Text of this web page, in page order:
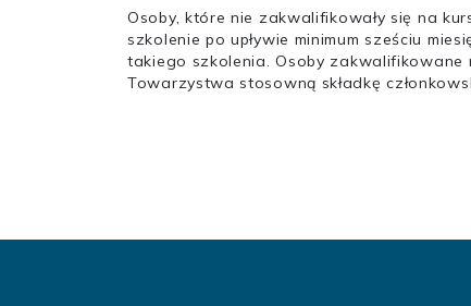
Osoby, które nie zakwalifikowały się na
szkolenie po upływie minimum sześciu
takiego szkolenia. Osoby zakwalifikowane
Towarzystwa stosowną składkę